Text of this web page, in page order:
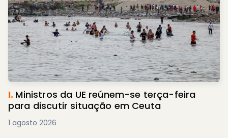
I. Ministros da UE reúnem-se terça-feira
para discutir situação em Ceuta
1 agosto 2026